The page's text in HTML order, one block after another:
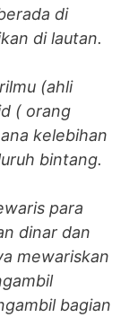
di
di lautan.
(ahli
( orang
kelebihan
bintang.
para
dinar dan
mewariskan
bagian